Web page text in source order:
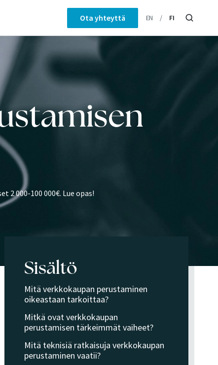
Ota yhteyttä EN FI
000-100 000€. Lue opas!
Sisältö
Mitä verkkokaupan perustaminen
oikeastaan tarkoittaa?
Mitkä ovat verkkokaupan
perustamisen tärkeimmät vaiheet?
Mitä teknisiä ratkaisuja verkkokaupan
perustaminen vaatii?